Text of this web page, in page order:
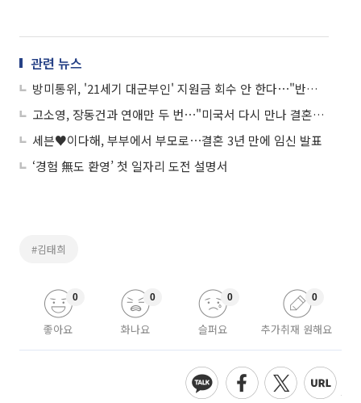
관련 뉴스
방미통위, '21세기 대군부인' 지원금 회수 안 한다⋯"반환 대상 아냐"
고소영, 장동건과 연애만 두 번⋯"미국서 다시 만나 결혼까지"
세븐♥이다해, 부부에서 부모로⋯결혼 3년 만에 임신 발표
‘경험 無도 환영’ 첫 일자리 도전 설명서
#김태희
좋아요
0
화나요
0
슬퍼요
0
추가취재 원해요
0